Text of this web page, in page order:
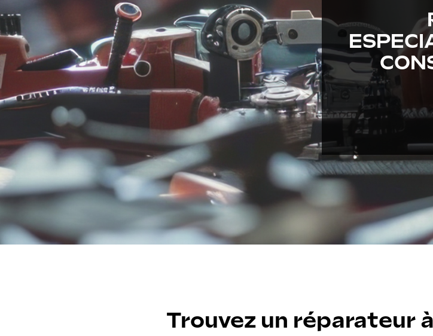
Trouvez un réparateur